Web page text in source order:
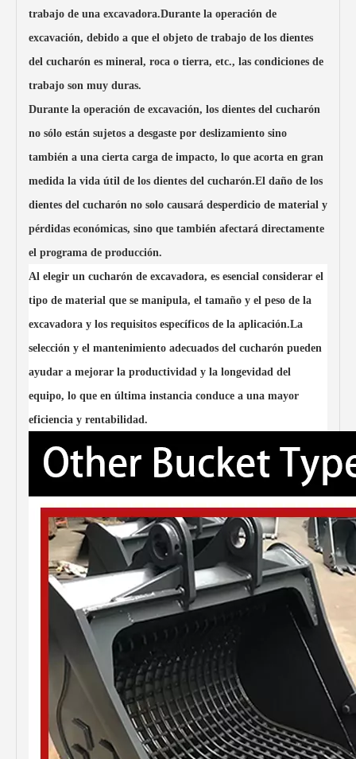
de trabajo ligeros con
puede usarse para
excavaciones ordinarias
grava.
condiciones de trabajo
comparativamente más
trabajos de demolición.
recoger rocas grandes
sin esfuerzo, y el acero
robustez y el diseño
Cubo de limpieza
Adecuado para limpieza
piedras del suelo, etc.
tamizado y la excavación
de materiales
Servicios personalizados
trabajo de una excavadora.Durante la operación de
excavación, debido a que el objeto de trabajo de los dientes
del cucharón es mineral, roca o tierra, etc., las condiciones de
trabajo son muy duras.
Durante la operación de excavación, los dientes del cucharón
no sólo están sujetos a desgaste por deslizamiento sino
también a una cierta carga de impacto, lo que acorta en gran
medida la vida útil de los dientes del cucharón.El daño de los
dientes del cucharón no solo causará desperdicio de material y
pérdidas económicas, sino que también afectará directamente
el programa de producción.
Al elegir un cucharón de excavadora, es esencial considerar el
tipo de material que se manipula, el tamaño y el peso de la
excavadora y los requisitos específicos de la aplicación.La
selección y el mantenimiento adecuados del cucharón pueden
ayudar a mejorar la productividad y la longevidad del
equipo, lo que en última instancia conduce a una mayor
eficiencia y rentabilidad.